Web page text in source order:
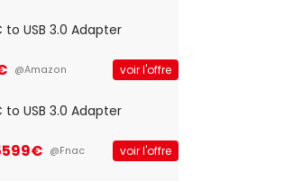
to USB 3.0 Adapter
@Amazon voir l'offre
to USB 3.0 Adapter
@Fnac voir l'offre